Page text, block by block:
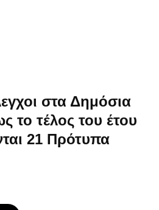
στα Δημόσια
το τέλος του έτου
21 Πρότυπα